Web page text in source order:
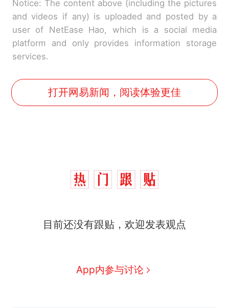
Notice: The content above (including the pictures
and videos if any) is uploaded and posted by a
user of NetEase Hao, which is a social media
platform and only provides information storage
services.
打开网易新闻，阅读体验更佳
目前还没有跟贴，欢迎发表观点
App内参与讨论
么？
费大厨“全国小炒肉大王”称
协会回应
男子上山采菌偶然发现鸡枞菌
窝，原地守1天等它长大：挖了
来源：参考消息）
笔试第一被第二名传话劝弃考